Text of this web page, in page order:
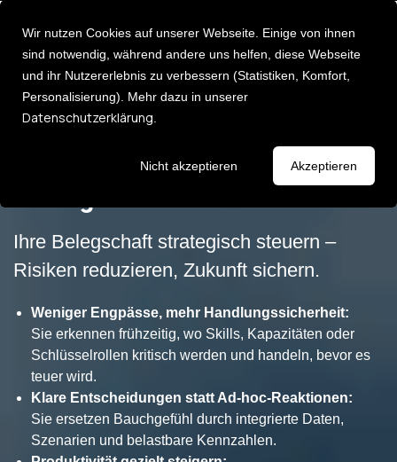
Consulting Services
AI Impact Modelling
Change Management
Fehlzeiten Management
HR Analytics
HR Transformation
Recruiting Strategie
Retention Management
Entdecken Sie
Leadership
Impulse
Lassen Sie
Keynotes /
Über uns
Deutsch [DE]
Strategic Workforce
Ihre Belegschaft strategisch steuern –
Risiken reduzieren, Zukunft sichern.
Weniger Engpässe, mehr Handlungssicherheit:
Sie erkennen frühzeitig, wo Skills, Kapazitäten oder
Schlüsselrollen kritisch werden und handeln, bevor es
teuer wird.
Klare Entscheidungen statt Ad-hoc-Reaktionen:
Sie ersetzen Bauchgefühl durch integrierte Daten,
Szenarien und belastbare Kennzahlen.
Wir nutzen Cookies auf unserer Webseite. Einige von ihnen
sind notwendig, während andere uns helfen, diese Webseite
und ihr Nutzererlebnis zu verbessern (Statistiken, Komfort,
Personalisierung). Mehr dazu in unserer
Datenschutzerklärung
Nicht akzeptieren Akzeptieren